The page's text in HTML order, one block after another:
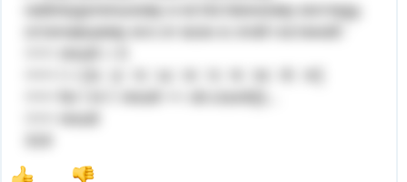
наблюдательному и естественному взгляду,